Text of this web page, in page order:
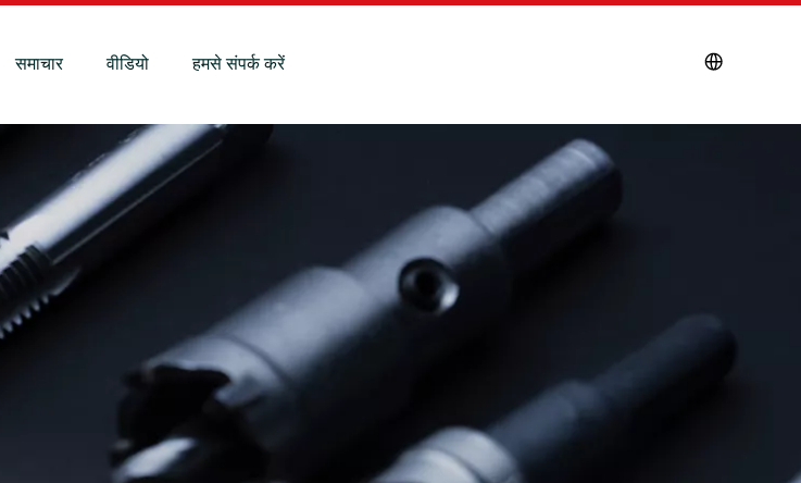
समाचार वीडियो हमसे संपर्क करें